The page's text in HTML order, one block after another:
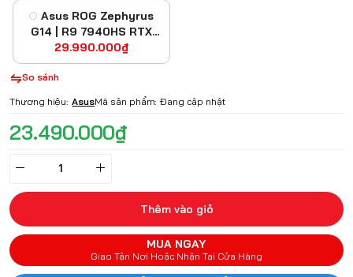
Asus ROG Zephyrus
G14 | R9 7940HS RTX
4060 QHD
29.990.000₫
So sánh
Thương hiệu: AsusMã sản phẩm: Đang cập nhật
23.490.000₫
Thêm vào giỏ
MUA NGAY
Giao Tận Nơi Hoặc Nhận Tại Cửa Hàng